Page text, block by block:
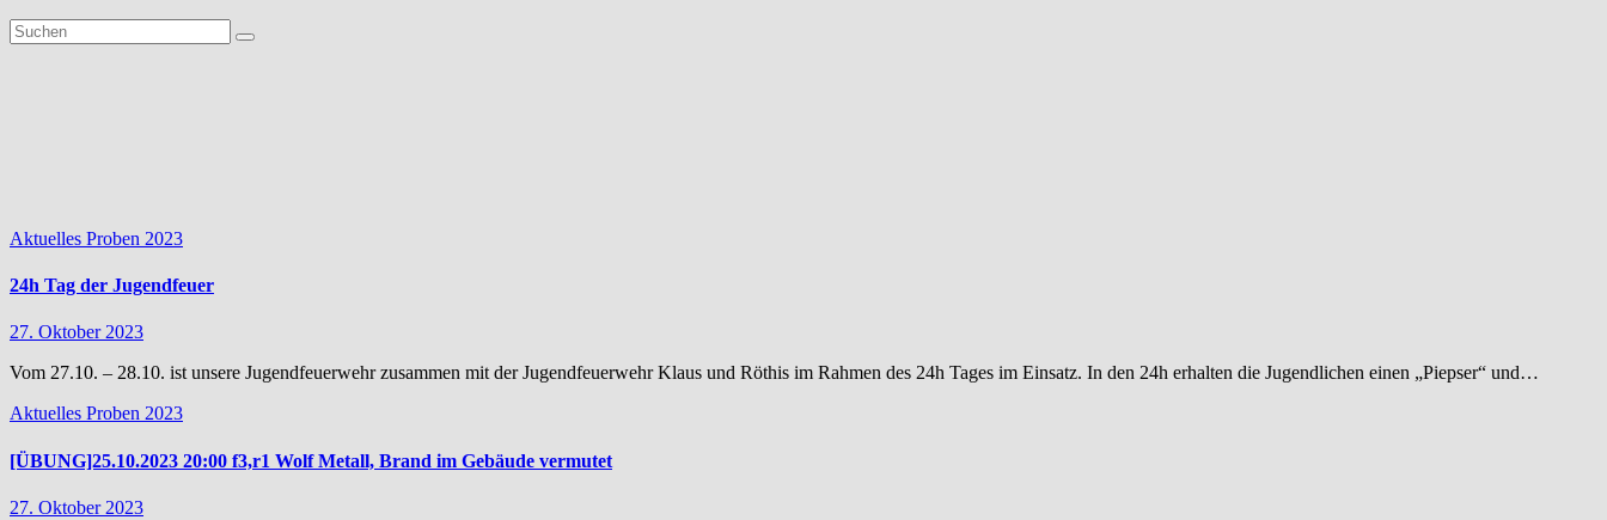
Aktuelles Proben 2023
24h Tag der Jugendfeuer
27. Oktober 2023
Vom 27.10. – 28.10. ist unsere Jugendfeuerwehr zusammen mit der Jugendfeuerwehr Klaus und Röthis im Rahmen des 24h Tages im Einsatz. In den 24h erhalten die Jugendlichen einen „Piepser“ und…
Aktuelles Proben 2023
[ÜBUNG]25.10.2023 20:00 f3,r1 Wolf Metall, Brand im Gebäude vermutet
27. Oktober 2023